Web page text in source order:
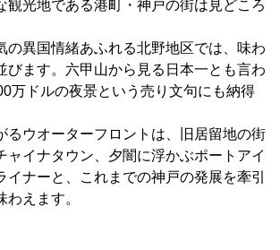
観光地である港町・神戸の街は見どころ
の異国情緒あふれる北野地区では、味わ
びます。六甲山から見る日本一とも言わ
万ドルの夜景という売り文句にも納得
るウオーターフロントは、旧居留地の街
ャイナタウン、夕闇に浮かぶポートアイ
イナーと、これまでの神戸の発展を牽引
わえます。